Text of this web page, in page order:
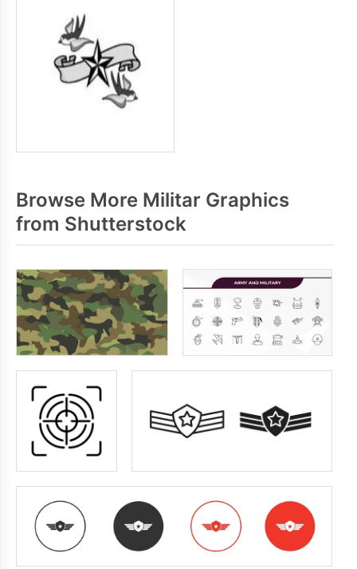
Browse More Militar Graphics
from Shutterstock